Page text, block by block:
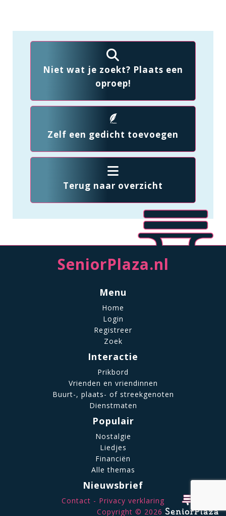
Niet wat je zoekt? Plaats een
oproep!
Zelf een gedicht toevoegen
Terug naar overzicht
SeniorPlaza.nl
Menu
Home
Login
Registreer
Zoek
Interactie
Prikbord
Vrienden en vriendinnen
Buurt-, plaats- of streekgenoten
Dienstmaten
Populair
Nostalgie
Liedjes
Financiën
Alle themas
Nieuwsbrief
Contact
Privacy verklaring
Copyright © 2026